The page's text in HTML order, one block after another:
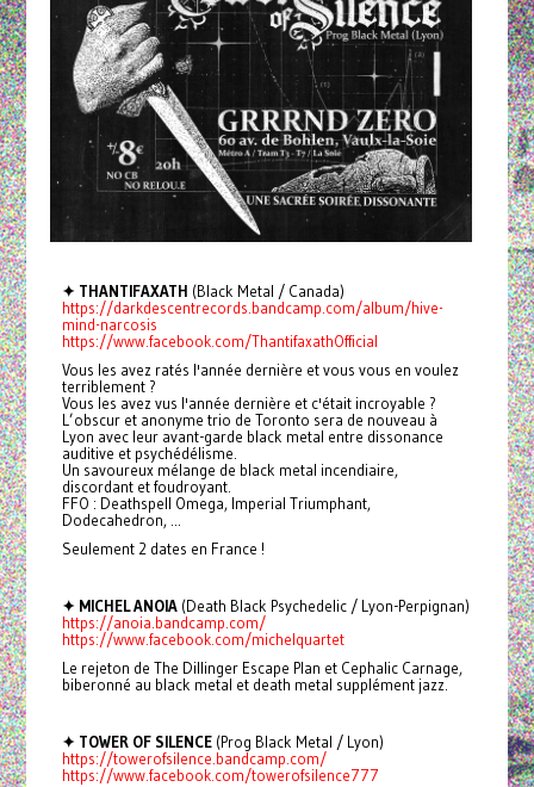
✦ THANTIFAXATH (Black Metal / Canada)
https://darkdescentrecords.bandcamp.com/album/hive-
mind-narcosis
https://www.facebook.com/ThantifaxathOfficial
Vous les avez ratés l'année dernière et vous vous en voulez
terriblement ?
Vous les avez vus l'année dernière et c'était incroyable ?
L’obscur et anonyme trio de Toronto sera de nouveau à
Lyon avec leur avant-garde black metal entre dissonance
auditive et psychédélisme.
Un savoureux mélange de black metal incendiaire,
discordant et foudroyant.
FFO : Deathspell Omega, Imperial Triumphant,
Dodecahedron, ...
Seulement 2 dates en France !
✦ MICHEL ANOIA(Death Black Psychedelic / Lyon-Perpignan)
https://anoia.bandcamp.com/
https://www.facebook.com/michelquartet
Le rejeton de The Dillinger Escape Plan et Cephalic Carnage,
biberonné au black metal et death metal supplément jazz.
✦ TOWER OF SILENCE(Prog Black Metal / Lyon)
https://towerofsilence.bandcamp.com/
https://www.facebook.com/towerofsilence777